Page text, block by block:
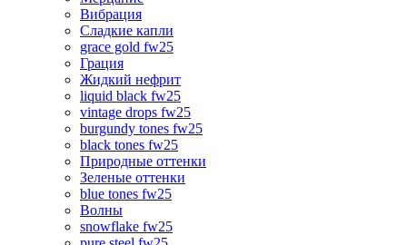
Вибрация
Сладкие капли
grace gold fw25
Грация
Жидкий нефрит
liquid black fw25
vintage drops fw25
burgundy tones fw25
black tones fw25
Природные оттенки
Зеленые оттенки
blue tones fw25
Волны
snowflake fw25